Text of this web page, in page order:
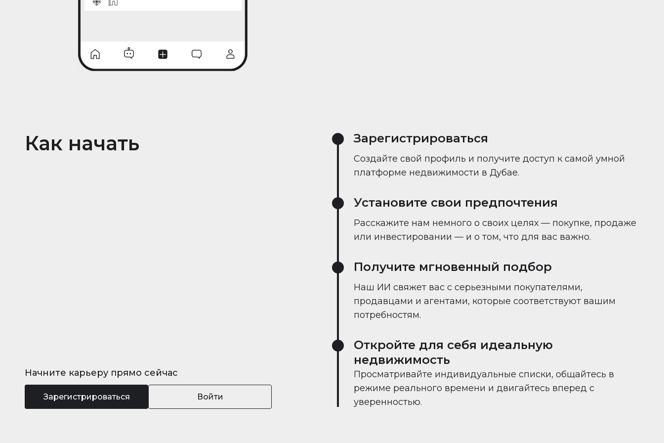
Как начать
Начните карьеру прямо сейчас
Зарегистрироваться Войти
Зарегистрироваться
Создайте свой профиль и получите доступ к самой умной
платформе недвижимости в Дубае.
Установите свои предпочтения
Расскажите нам немного о своих целях — покупке, продаже
или инвестировании — и о том, что для вас важно.
Получите мгновенный подбор
Наш ИИ свяжет вас с серьезными покупателями,
продавцами и агентами, которые соответствуют вашим
потребностям.
Откройте для себя идеальную
недвижимость
Просматривайте индивидуальные списки, общайтесь в
режиме реального времени и двигайтесь вперед с
уверенностью.